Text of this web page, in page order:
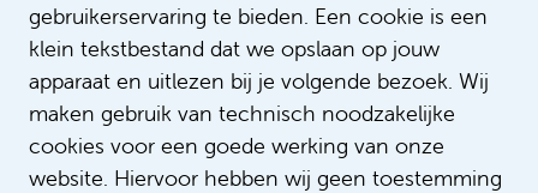
gebruikerservaring te bieden. Een cookie is een
klein tekstbestand dat we opslaan op jouw
apparaat en uitlezen bij je volgende bezoek. Wij
maken gebruik van technisch noodzakelijke
cookies voor een goede werking van onze
website. Hiervoor hebben wij geen toestemming